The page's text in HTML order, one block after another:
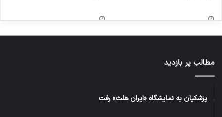
مطالب پر بازدید
پزشکیان به نمایشگاه «ایران هلث» رفت